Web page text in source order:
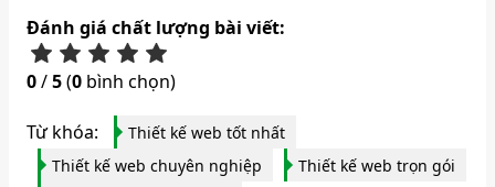
Đánh giá chất lượng bài viết:
0/5(0 bình chọn)
Từ khóa:
Thiết kế web tốt nhất
Thiết kế web chuyên nghiệp
Thiết kế web trọn gói